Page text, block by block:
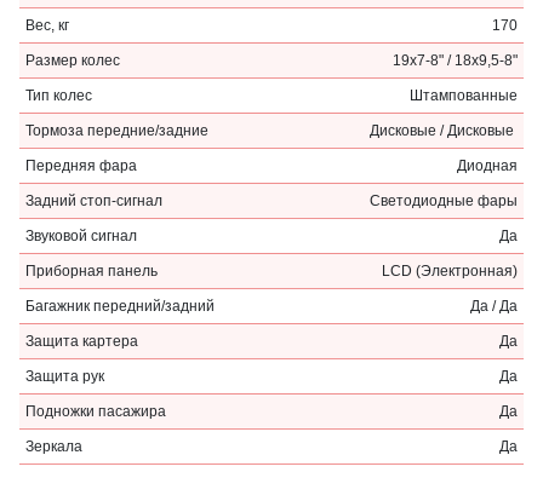
Вес, кг 170
Размер колес 19х7-8" / 18х9,5-8"
Тип колес Штампованные
Тормоза передние/задние Дисковые / Дисковые
Передняя фара Диодная
Задний стоп-сигнал Светодиодные фары
Звуковой сигнал Да
Приборная панель LCD (Электронная)
Багажник передний/задний Да / Да
Защита картера Да
Защита рук Да
Подножки пасажира Да
Зеркала Да